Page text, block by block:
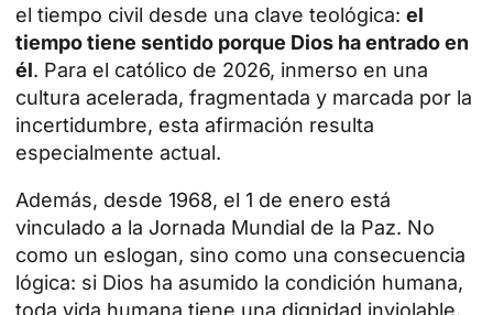
el tiempo civil desde una clave teológica: el
tiempo tiene sentido porque Dios ha entrado en
él. Para el católico de 2026, inmerso en una
cultura acelerada, fragmentada y marcada por la
incertidumbre, esta afirmación resulta
especialmente actual.
Además, desde 1968, el 1 de enero está
vinculado a la Jornada Mundial de la Paz. No
como un eslogan, sino como una consecuencia
lógica: si Dios ha asumido la condición humana,
toda vida humana tiene una dignidad inviolable.